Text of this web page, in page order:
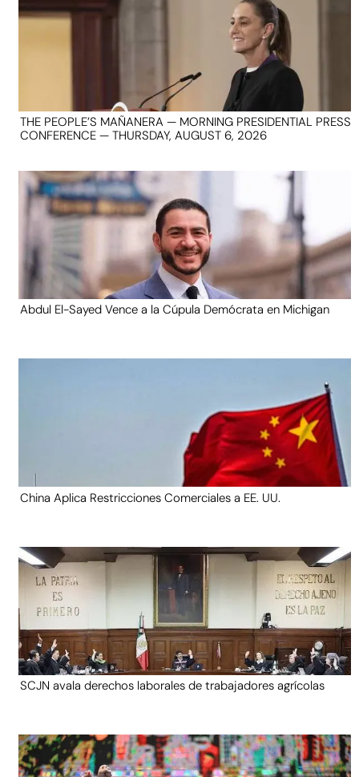
THE PEOPLE’S MAÑANERA — MORNING PRESIDENTIAL PRESS
CONFERENCE — THURSDAY, AUGUST 6, 2026
Abdul El-Sayed Vence a la Cúpula Demócrata en Michigan
China Aplica Restricciones Comerciales a EE. UU.
SCJN avala derechos laborales de trabajadores agrícolas